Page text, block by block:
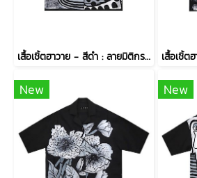
เสื้อเชิ้ตฮาวาย - สีดำ : ลายมิติกราฟิกรัตติกาล
New New